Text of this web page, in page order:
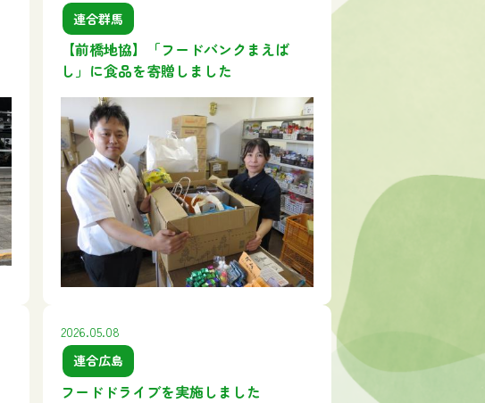
連合群馬
【前橋地協】「フードバンクまえば
し」に食品を寄贈しました
2026.05.08
連合広島
フードドライブを実施しました